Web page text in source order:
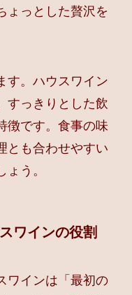
ょっとした贅沢を
す。ハウスワイン
すっきりとした飲
徴です。食事の味
とも合わせやすい
う。
ワインの役割
ワインは「最初の